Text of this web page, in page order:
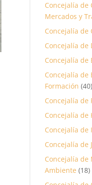
Concejalía de
Mercados y
Concejalía de
Concejalía de
Concejalía de
Concejalía de
Formación (40)
Concejalía de
Concejalía de
Concejalía de
Concejalía de
Concejalía de
Ambiente (18)